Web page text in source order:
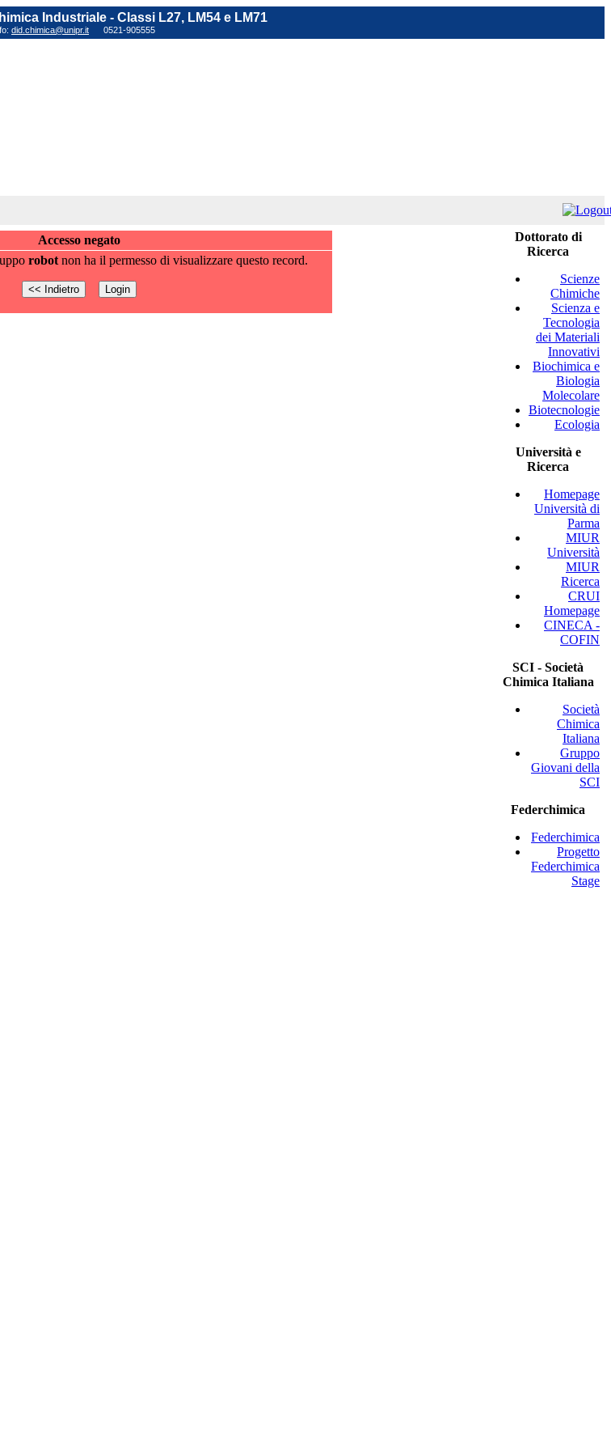
Industriale - Classi L27, LM54 e LM71
did.chimica@unipr.it 0521-905555
Accesso negato
robotnon ha il permesso di visualizzare questo record.
Dottorato di
Ricerca
Scienze
Chimiche
Scienza e
Tecnologia
dei Materiali
Innovativi
Biochimica e
Biologia
Molecolare
Biotecnologie
Ecologia
Università e
Ricerca
Homepage
Università di
Parma
MIUR
Università
MIUR
Ricerca
CRUI
Homepage
CINECA -
COFIN
SCI - Società
Chimica Italiana
Società
Chimica
Italiana
Gruppo
Giovani della
SCI
Federchimica
Federchimica
Progetto
Federchimica
Stage